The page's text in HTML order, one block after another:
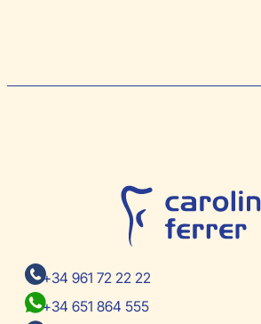
+34 961 72 22 22
+34 651 864 555